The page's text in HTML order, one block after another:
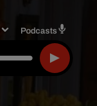
Podcasts